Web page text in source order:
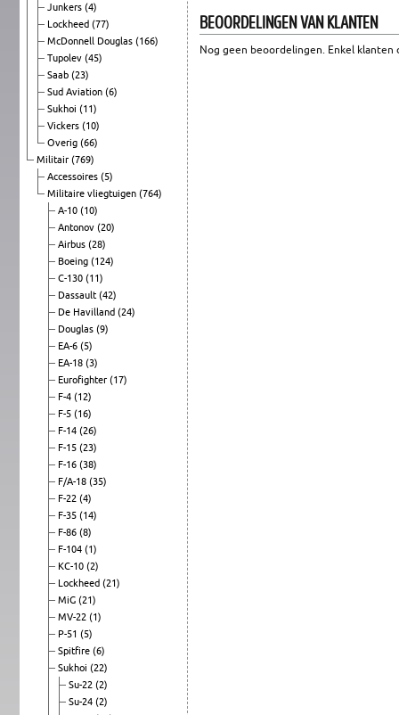
Junkers (4)
Lockheed (77)
McDonnell Douglas (166)
Tupolev (45)
Saab (23)
Sud Aviation (6)
Sukhoi (11)
Vickers (10)
Overig (66)
Militair (769)
Accessoires (5)
Militaire vliegtuigen (764)
A-10 (10)
Antonov (20)
Airbus (28)
Boeing (124)
C-130 (11)
Dassault (42)
De Havilland (24)
Douglas (9)
EA-6 (5)
EA-18 (3)
Eurofighter (17)
F-4 (12)
F-5 (16)
F-14 (26)
F-15 (23)
F-16 (38)
F/A-18 (35)
F-22 (4)
F-35 (14)
F-86 (8)
F-104 (1)
KC-10 (2)
Lockheed (21)
MiG (21)
MV-22 (1)
P-51 (5)
Spitfire (6)
Sukhoi (22)
Su-22 (2)
Su-24 (2)
BEOORDELINGEN VAN KLANTEN
Nog geen beoordelingen. Enkel